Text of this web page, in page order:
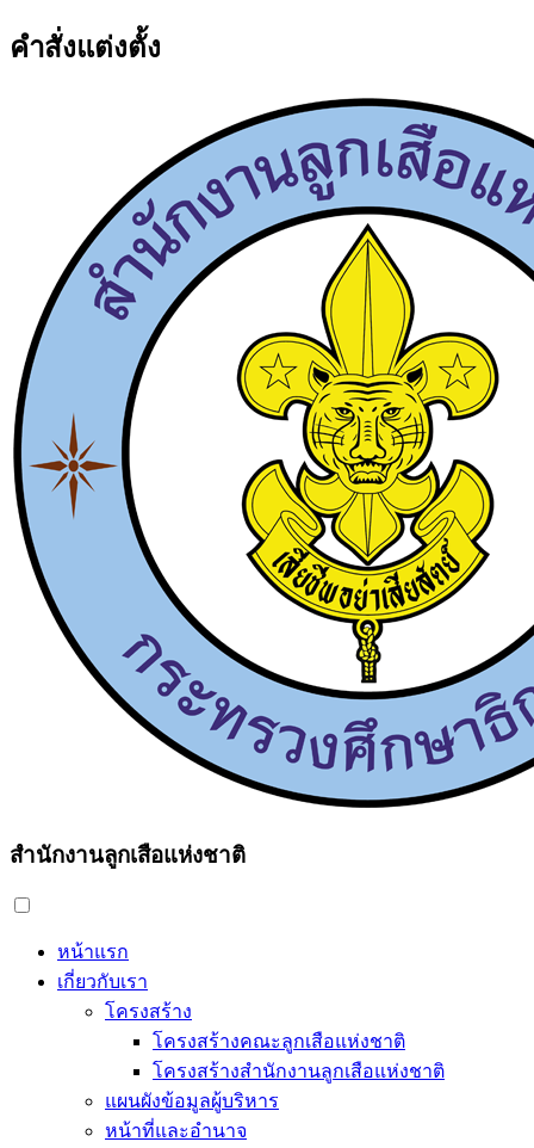
คำสั่งแต่งตั้ง
สำนักงานลูกเสือแห่งชาติ
หน้าแรก
เกี่ยวกับเรา
โครงสร้าง
โครงสร้างคณะลูกเสือแห่งชาติ
โครงสร้างสำนักงานลูกเสือแห่งชาติ
แผนผังข้อมูลผู้บริหาร
หน้าที่และอำนาจ